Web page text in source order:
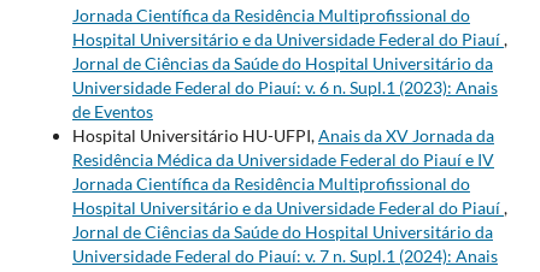
Jornada Científica da Residência Multiprofissional do
Hospital Universitário e da Universidade Federal do Piauí,
Jornal de Ciências da Saúde do Hospital Universitário da
Universidade Federal do Piauí: v. 6 n. Supl.1 (2023): Anais
de Eventos
Hospital Universitário HU-UFPI,Anais da XV Jornada da
Residência Médica da Universidade Federal do Piauí e IV
Jornada Científica da Residência Multiprofissional do
Hospital Universitário e da Universidade Federal do Piauí,
Jornal de Ciências da Saúde do Hospital Universitário da
Universidade Federal do Piauí: v. 7 n. Supl.1 (2024): Anais